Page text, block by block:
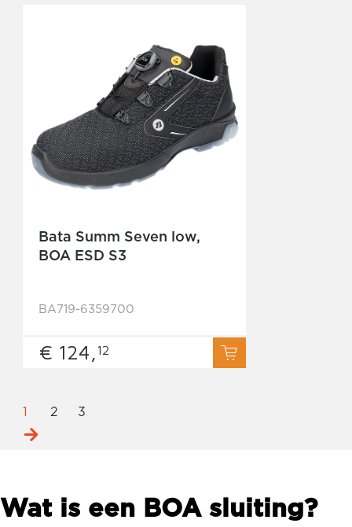
Bata Summ Seven low,
BOA ESD S3
BA719-6359700
€ 124,12
1 2 3
Wat is een BOA sluiting?